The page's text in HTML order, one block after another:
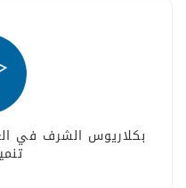
بكلاريوس الشرف في